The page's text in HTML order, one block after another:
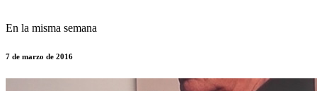
En la misma semana
7 de marzo de 2016